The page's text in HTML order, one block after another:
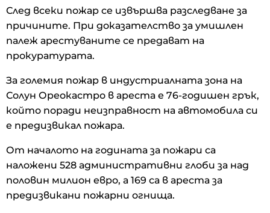
След всеки пожар се извършва разследване за
причините. При доказателство за умишлен
палеж арестуваните се предават на
прокуратурата.
За големия пожар в индустриалната зона на
Солун Ореокастро в ареста е 76-годишен грък,
който поради неизправност на автомобила си
е предизвикал пожара.
От началото на годината за пожари са
наложени 528 административни глоби за над
половин милион евро, а 169 са в ареста за
предизвикани пожарни огнища.